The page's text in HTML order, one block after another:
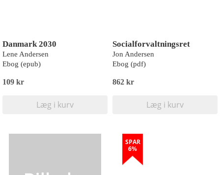
Danmark 2030
Lene Andersen
Ebog (epub)
109 kr
Læg i kurv
Socialforvaltningsret
Jon Andersen
Ebog (pdf)
862 kr
Læg i kurv
SPAR
6%